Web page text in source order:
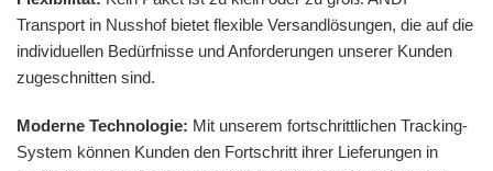
Transport in Nusshof bietet flexible Versandlösungen, die auf die
individuellen Bedürfnisse und Anforderungen unserer Kunden
zugeschnitten sind.
Moderne Technologie: Mit unserem fortschrittlichen Tracking-
System können Kunden den Fortschritt ihrer Lieferungen in